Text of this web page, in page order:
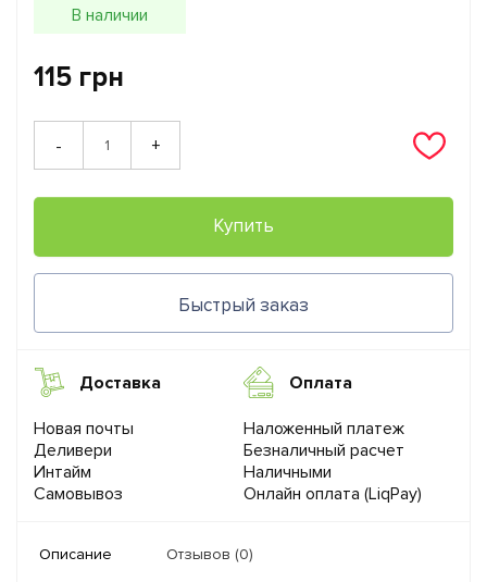
В наличии
115 грн
- +
Купить
Быстрый заказ
Доставка
Новая почты
Деливери
Интайм
Самовывоз
Оплата
Наложенный платеж
Безналичный расчет
Наличными
Онлайн оплата (LiqPay)
Описание Отзывов (0)